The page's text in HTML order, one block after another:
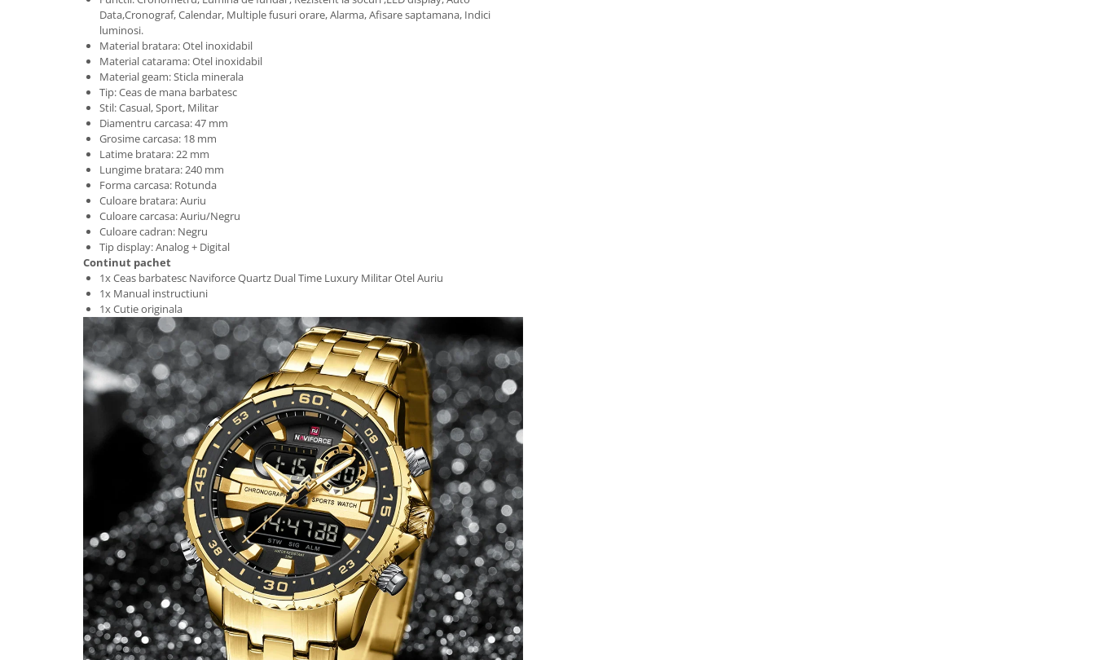
Data,Cronograf, Calendar, Multiple fusuri orare, Alarma, Afisare saptamana, Indici
luminosi.
Material bratara: Otel inoxidabil
Material catarama: Otel inoxidabil
Material geam: Sticla minerala
Tip: Ceas de mana barbatesc
Stil: Casual, Sport, Militar
Diamentru carcasa: 47 mm
Grosime carcasa: 18 mm
Latime bratara: 22 mm
Lungime bratara: 240 mm
Forma carcasa: Rotunda
Culoare bratara: Auriu
Culoare carcasa: Auriu/Negru
Culoare cadran: Negru
Tip display: Analog + Digital
Continut pachet
1x Ceas barbatesc Naviforce Quartz Dual Time Luxury Militar Otel Auriu
1x Manual instructiuni
1x Cutie originala